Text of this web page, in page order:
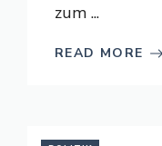
zum ...
READ MORE